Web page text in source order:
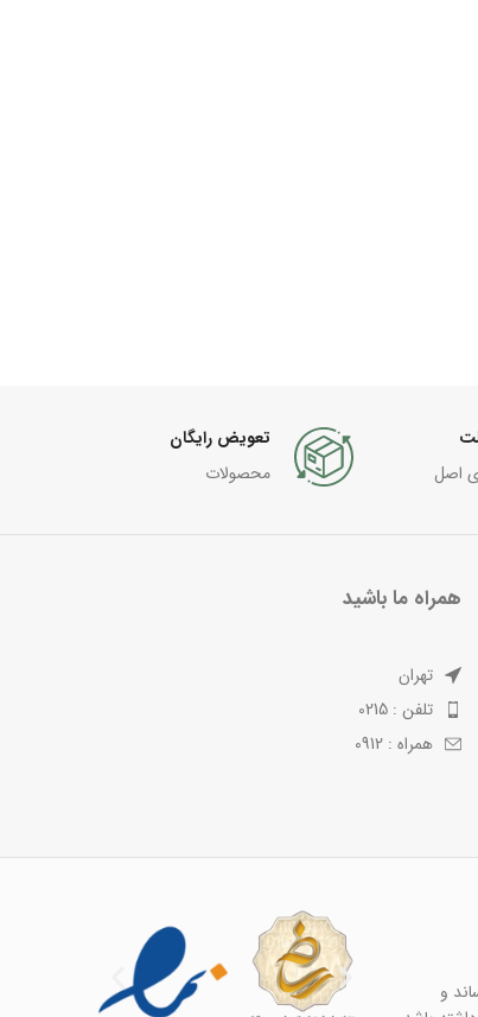
اصل
تعویض رایگان
محصولات
همراه ما باشید
تهران
تلفن : 0215
همراه : 0912
و